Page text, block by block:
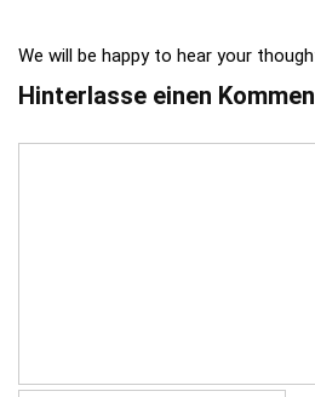
We will be happy to hear your
Hinterlasse einen